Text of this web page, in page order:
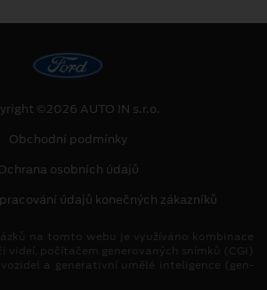
©2026 AUTO IN s.r.o.
Obchodní podmínky
osobních údajů
údajů konečných zákazníků